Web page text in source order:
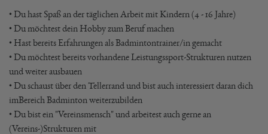
• Du hast Spaß an der täglichen Arbeit mit Kindern (4 - 16 Jahre)
• Du möchtest dein Hobby zum Beruf machen
• Hast bereits Erfahrungen als Badmintontrainer/in gemacht
• Du möchtest bereits vorhandene Leistungssport-Strukturen nutzen
und weiter ausbauen
• Du schaust über den Tellerrand und bist auch interessiert daran dich
imBereich Badminton weiterzubilden
• Du bist ein "Vereinsmensch" und arbeitest auch gerne an
(Vereins-)Strukturen mit